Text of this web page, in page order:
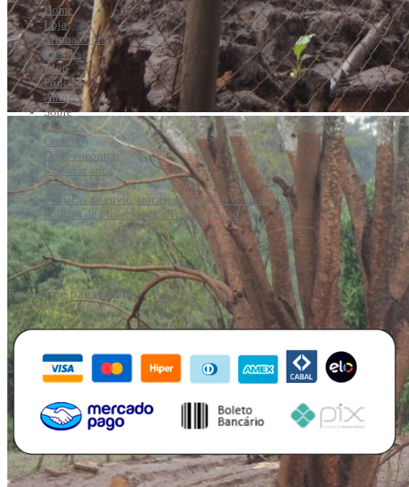
Home
Loja
Minha conta
Ebooks
Blog
Podcast
Autores
Sobre
Equipe
Contato
Onde encontrar
Reportar erros
Professores
Políticas de envio, trocas, devoluções e reembolso
Política de privacidade e Termos de uso
Formas de pagamento